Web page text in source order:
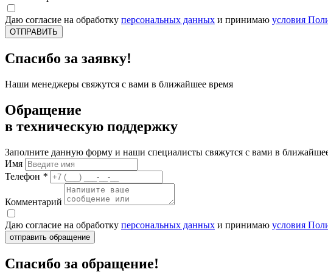
Даю согласие на обработку персональных данных и принимаю условия
ОТПРАВИТЬ
Спасибо за заявку!
Наши менеджеры свяжутся с вами в ближайшее время
Обращение
в техническую поддержку
Заполните данную форму и наши специалисты свяжутся с вами в
Имя
Телефон *
Комментарий
Даю согласие на обработку персональных данных и принимаю условия
отправить обращение
Спасибо за обращение!